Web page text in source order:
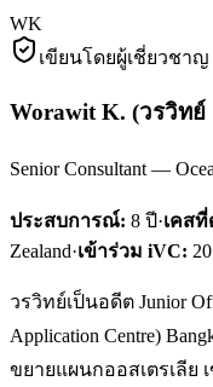
WK
เขียนโดยผู้เชี่ยวชาญ
Worawit K. (วรวิทย์
Senior Consultant —
ประสบการณ์: 8 ปี·เคส
Zealand·เข้าร่วม iVC:
วรวิทย์เป็นอดีต Junior
Application Centre)
ขยายแผนกออสเตรเลีย